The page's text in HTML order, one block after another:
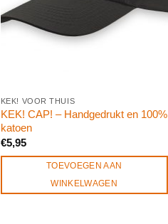
KEK! VOOR THUIS
KEK! CAP! – Handgedrukt en 100%
katoen
€5,95
TOEVOEGEN AAN
WINKELWAGEN